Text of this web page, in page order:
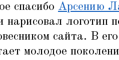
спасибо Арсению
нарисовал логотип
сайта. В
молодое